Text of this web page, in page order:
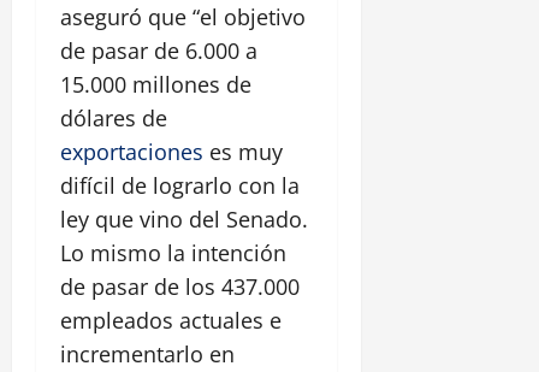
aseguró que “el objetivo
de pasar de 6.000 a
15.000 millones de
dólares de
exportaciones es muy
difícil de lograrlo con la
ley que vino del Senado.
Lo mismo la intención
de pasar de los 437.000
empleados actuales e
incrementarlo en